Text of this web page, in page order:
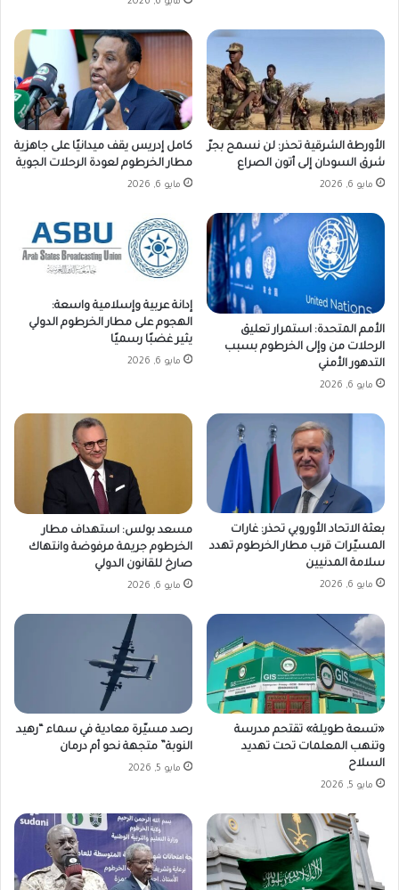
الأورطة الشرقية تحذر: لن نسمح بجرّ
شرق السودان إلى أتون الصراع
مايو 6, 2026
كامل إدريس يقف ميدانيًا على جاهزية
مطار الخرطوم لعودة الرحلات الجوية
مايو 6, 2026
الأمم المتحدة: استمرار تعليق
الرحلات من وإلى الخرطوم بسبب
التدهور الأمني
مايو 6, 2026
إدانة عربية وإسلامية واسعة:
الهجوم على مطار الخرطوم الدولي
يثير غضبًا رسميًا
مايو 6, 2026
بعثة الاتحاد الأوروبي تحذر: غارات
المسيّرات قرب مطار الخرطوم تهدد
سلامة المدنيين
مايو 6, 2026
مسعد بولس: استهداف مطار
الخرطوم جريمة مرفوضة وانتهاك
صارخ للقانون الدولي
مايو 6, 2026
«تسعة طويلة» تقتحم مدرسة
وتنهب المعلمات تحت تهديد
السلاح
مايو 5, 2026
رصد مسيّرة معادية في سماء “رهيد
النوبة” متجهة نحو أم درمان
مايو 5, 2026